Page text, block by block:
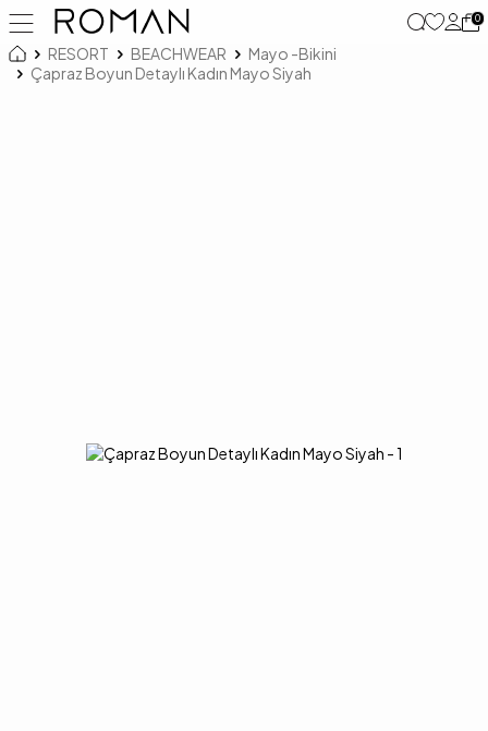
0
RESORT BEACHWEAR
Mayo -Bikini
Çapraz Boyun Detaylı Kadın Mayo Siyah